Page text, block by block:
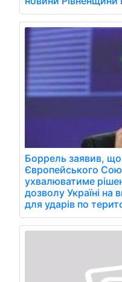
Боррель заявив,
Європейського
ухвалюватиме
дозволу Україні на
для ударів по